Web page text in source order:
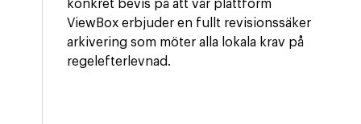
konkret bevis på att vår plattform
ViewBox erbjuder en fullt revisionssäker
arkivering som möter alla lokala krav på
regelefterlevnad.